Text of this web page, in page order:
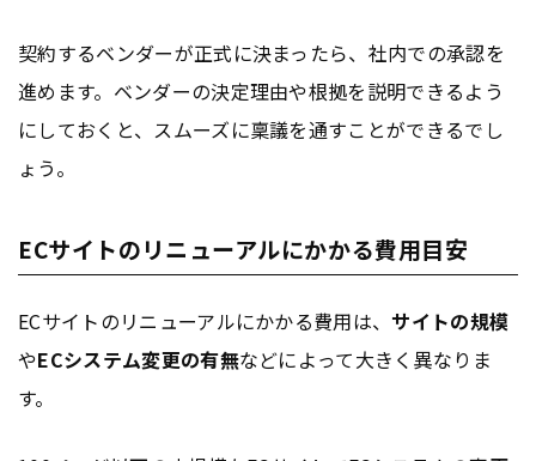
契約するベンダーが正式に決まったら、社内での承認を
進めます。ベンダーの決定理由や根拠を説明できるよう
にしておくと、スムーズに稟議を通すことができるでし
ょう。
ECサイトのリニューアルにかかる費用目安
ECサイトのリニューアルにかかる費用は、 サイトの規模
やECシステム変更の有無などによって大きく異なりま
す。